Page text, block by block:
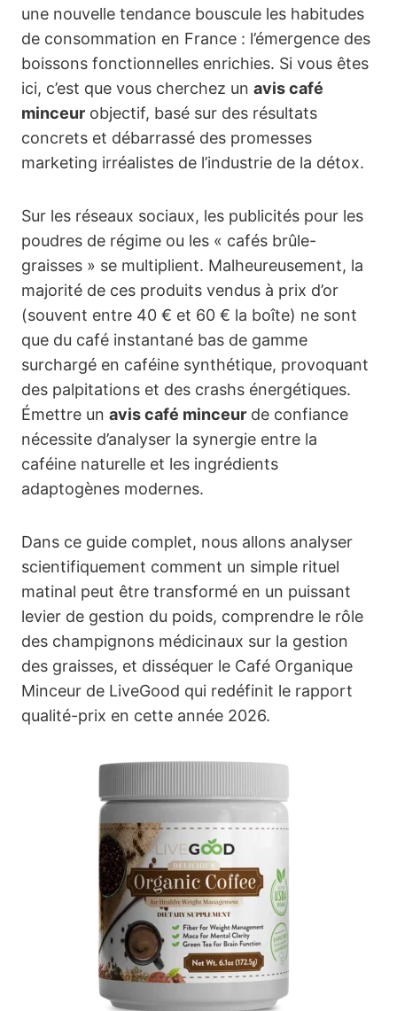
une nouvelle tendance bouscule les habitudes
de consommation en France : l’émergence des
boissons fonctionnelles enrichies. Si vous êtes
ici, c’est que vous cherchez un avis café
minceur objectif, basé sur des résultats
concrets et débarrassé des promesses
marketing irréalistes de l’industrie de la détox.
Sur les réseaux sociaux, les publicités pour les
poudres de régime ou les « cafés brûle-
graisses » se multiplient. Malheureusement, la
majorité de ces produits vendus à prix d’or
(souvent entre 40 € et 60 € la boîte) ne sont
que du café instantané bas de gamme
surchargé en caféine synthétique, provoquant
des palpitations et des crashs énergétiques.
Émettre un avis café minceur de confiance
nécessite d’analyser la synergie entre la
caféine naturelle et les ingrédients
adaptogènes modernes.
Dans ce guide complet, nous allons analyser
scientifiquement comment un simple rituel
matinal peut être transformé en un puissant
levier de gestion du poids, comprendre le rôle
des champignons médicinaux sur la gestion
des graisses, et disséquer le Café Organique
Minceur de LiveGood qui redéfinit le rapport
qualité-prix en cette année 2026.